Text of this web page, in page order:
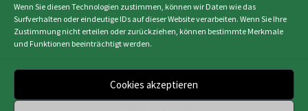
Wenn Sie diesen Technologien zustimmen, können wir Daten wie das
Surfverhalten oder eindeutige IDs auf dieser Website verarbeiten. Wenn Sie Ihre
Zustimmung nicht erteilen oder zurückziehen, können bestimmte Merkmale
und Funktionen beeinträchtigt werden.
Cookies akzeptieren
Impressum|Datenschutz|Cookie-Richtlinie
Webdesign & Programmierung | HMF-IT
Osnabrück